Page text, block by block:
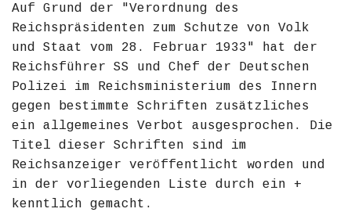
Auf Grund der "Verordnung des
Reichspräsidenten zum Schutze von Volk
und Staat vom 28. Februar 1933" hat der
Reichsführer SS und Chef der Deutschen
Polizei im Reichsministerium des Innern
gegen bestimmte Schriften zusätzliches
ein allgemeines Verbot ausgesprochen. Die
Titel dieser Schriften sind im
Reichsanzeiger veröffentlicht worden und
in der vorliegenden Liste durch ein +
kenntlich gemacht.